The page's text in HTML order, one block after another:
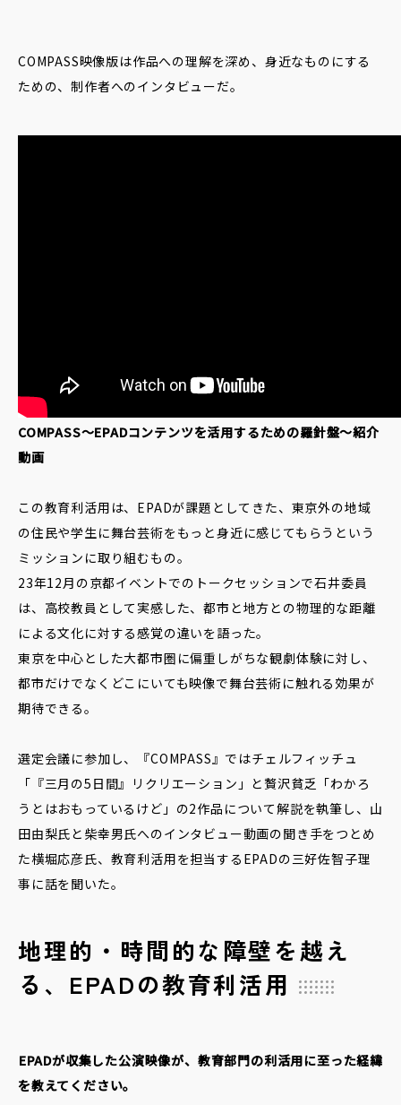
COMPASS映像版は作品への理解を深め、身近なものにする
ための、制作者へのインタビューだ。
COMPASS〜EPADコンテンツを活用するための羅針盤〜紹介
動画
この教育利活用は、EPADが課題としてきた、東京外の地域
の住民や学生に舞台芸術をもっと身近に感じてもらうという
ミッションに取り組むもの。
23年12月の京都イベントでのトークセッションで石井委員
は、高校教員として実感した、都市と地方との物理的な距離
による文化に対する感覚の違いを語った。
東京を中心とした大都市圏に偏重しがちな観劇体験に対し、
都市だけでなくどこにいても映像で舞台芸術に触れる効果が
期待できる。
選定会議に参加し、『COMPASS』ではチェルフィッチュ
「『三月の5日間』リクリエーション」と贅沢貧乏「わかろ
うとはおもっているけど」の2作品について解説を執筆し、山
田由梨氏と柴幸男氏へのインタビュー動画の聞き手をつとめ
た横堀応彦氏、教育利活用を担当するEPADの三好佐智子理
事に話を聞いた。
地理的・時間的な障壁を越え
る、EPADの教育利活用
――EPADが収集した公演映像が、教育部門の利活用に至った経緯
を教えてください。